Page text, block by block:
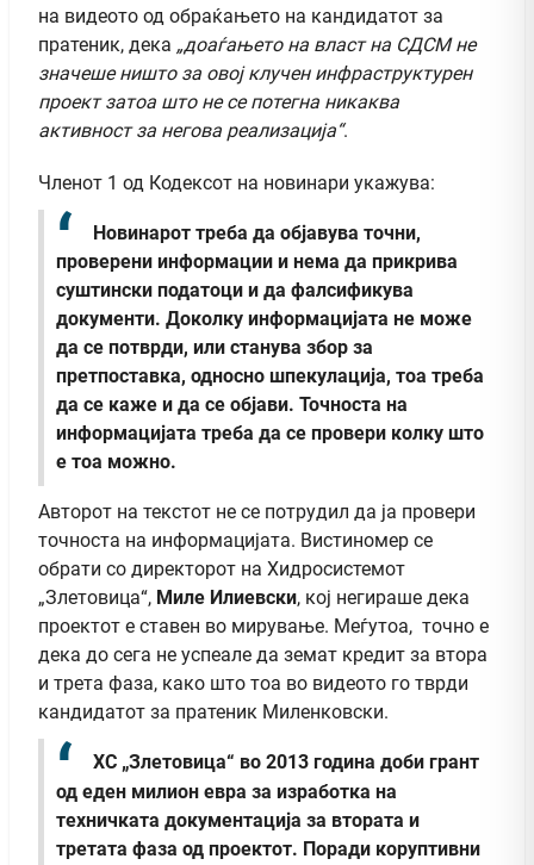
на видеото од обраќањето на кандидатот за
пратеник, дека „доаѓањето на власт на СДСМ не
значеше ништо за овој клучен инфраструктурен
проект затоа што не се потегна никаква
активност за негова реализација“.
Членот 1 од Кодексот на новинари укажува:
Новинарот треба да објавува точни,
проверени информации и нема да прикрива
суштински податоци и да фалсификува
документи. Доколку информацијата не може
да се потврди, или станува збор за
претпоставка, односно шпекулација, тоа треба
да се каже и да се објави. Точноста на
информацијата треба да се провери колку што
е тоа можно.
Авторот на текстот не се потрудил да ја провери
точноста на информацијата. Вистиномер се
обрати со директорот на Хидросистемот
„Злетовица“, Миле Илиевски, кој негираше дека
проектот е ставен во мирување. Меѓутоа, точно е
дека до сега не успеале да земат кредит за втора
и трета фаза, како што тоа во видеото го тврди
кандидатот за пратеник Миленковски.
ХС „Злетовица“ во 2013 година доби грант
од еден милион евра за изработка на
техничката документација за втората и
третата фаза од проектот. Поради коруптивни